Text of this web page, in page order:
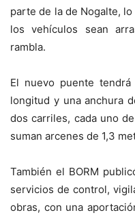
parte de la de Nogalte,
los vehículos sean
rambla.
El nuevo puente
longitud y una anchura
dos carriles, cada uno
suman arcenes de 1,3
También el BORM
servicios de control,
obras, con una